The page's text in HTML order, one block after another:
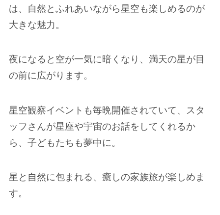
は、自然とふれあいながら星空も楽しめるのが
大きな魅力。
夜になると空が一気に暗くなり、満天の星が目
の前に広がります。
星空観察イベントも毎晩開催されていて、スタ
ッフさんが星座や宇宙のお話をしてくれるか
ら、子どもたちも夢中に。
星と自然に包まれる、癒しの家族旅が楽しめま
す。